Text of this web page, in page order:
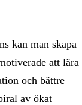
kan man skapa
att lära
och bättre
av ökat